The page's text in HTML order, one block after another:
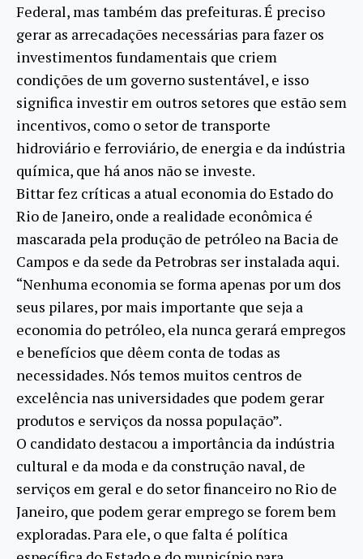
Federal, mas também das prefeituras. É preciso
gerar as arrecadações necessárias para fazer os
investimentos fundamentais que criem
condições de um governo sustentável, e isso
significa investir em outros setores que estão sem
incentivos, como o setor de transporte
hidroviário e ferroviário, de energia e da indústria
química, que há anos não se investe.
Bittar fez críticas a atual economia do Estado do
Rio de Janeiro, onde a realidade econômica é
mascarada pela produção de petróleo na Bacia de
Campos e da sede da Petrobras ser instalada aqui.
“Nenhuma economia se forma apenas por um dos
seus pilares, por mais importante que seja a
economia do petróleo, ela nunca gerará empregos
e benefícios que dêem conta de todas as
necessidades. Nós temos muitos centros de
excelência nas universidades que podem gerar
produtos e serviços da nossa população”.
O candidato destacou a importância da indústria
cultural e da moda e da construção naval, de
serviços em geral e do setor financeiro no Rio de
Janeiro, que podem gerar emprego se forem bem
exploradas. Para ele, o que falta é política